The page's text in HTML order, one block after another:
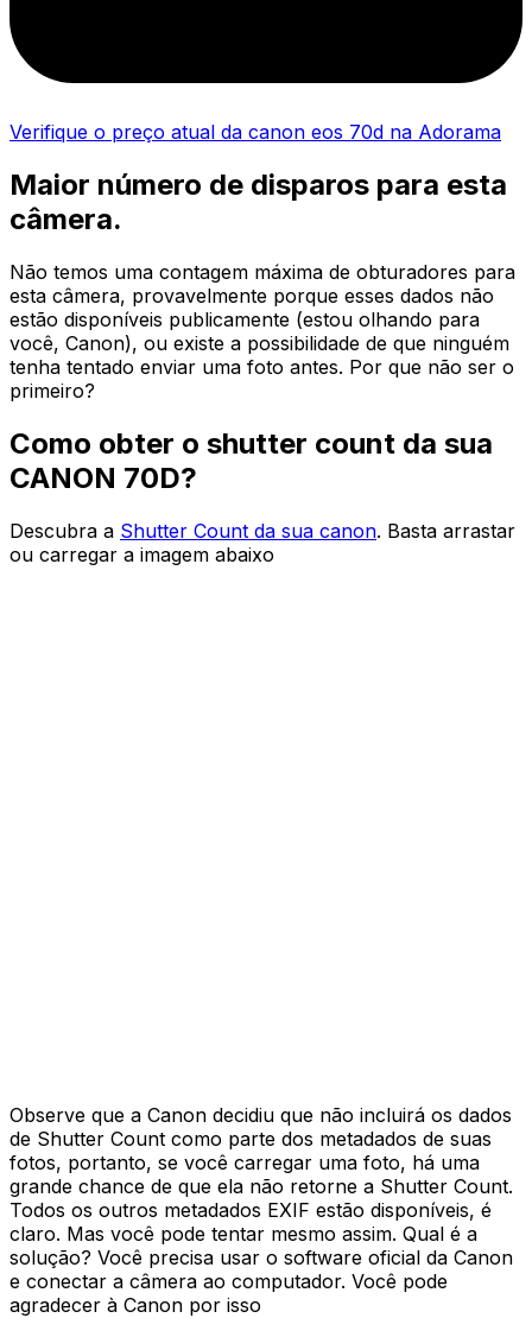
Verifique o preço atual da canon eos 70d na Adorama
Maior número de disparos para esta
câmera.
Não temos uma contagem máxima de obturadores para
esta câmera, provavelmente porque esses dados não
estão disponíveis publicamente (estou olhando para
você, Canon), ou existe a possibilidade de que ninguém
tenha tentado enviar uma foto antes. Por que não ser o
primeiro?
Como obter o shutter count da sua
CANON 70D?
Descubra a Shutter Count da sua canon. Basta arrastar
ou carregar a imagem abaixo
Observe que a Canon decidiu que não incluirá os dados
de Shutter Count como parte dos metadados de suas
fotos, portanto, se você carregar uma foto, há uma
grande chance de que ela não retorne a Shutter Count.
Todos os outros metadados EXIF estão disponíveis, é
claro. Mas você pode tentar mesmo assim. Qual é a
solução? Você precisa usar o software oficial da Canon
e conectar a câmera ao computador. Você pode
agradecer à Canon por isso